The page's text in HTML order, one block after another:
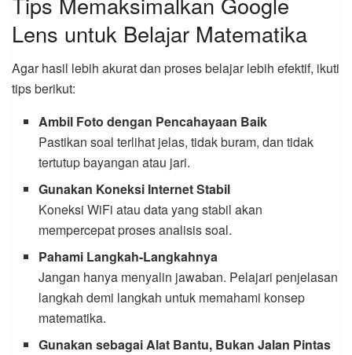
Lens untuk Belajar Matematika
Agar hasil lebih akurat dan proses belajar lebih efektif, ikuti
tips berikut:
Ambil Foto dengan Pencahayaan Baik
Pastikan soal terlihat jelas, tidak buram, dan tidak
tertutup bayangan atau jari.
Gunakan Koneksi Internet Stabil
Koneksi WiFi atau data yang stabil akan
mempercepat proses analisis soal.
Pahami Langkah-Langkahnya
Jangan hanya menyalin jawaban. Pelajari penjelasan
langkah demi langkah untuk memahami konsep
matematika.
Gunakan sebagai Alat Bantu, Bukan Jalan Pintas